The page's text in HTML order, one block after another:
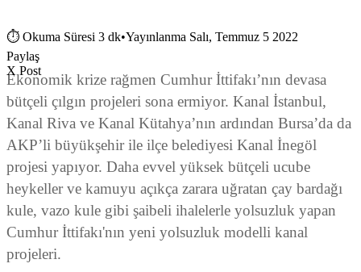
⏱ Okuma Süresi 3 dk•Yayınlanma Salı, Temmuz 5 2022
Paylaş
X Post
Ekonomik krize rağmen Cumhur İttifakı’nın devasa
bütçeli çılgın projeleri sona ermiyor. Kanal İstanbul,
Kanal Riva ve Kanal Kütahya’nın ardından Bursa’da da
AKP’li büyükşehir ile ilçe belediyesi Kanal İnegöl
projesi yapıyor. Daha evvel yüksek bütçeli ucube
heykeller ve kamuyu açıkça zarara uğratan çay bardağı
kule, vazo kule gibi şaibeli ihalelerle yolsuzluk yapan
Cumhur İttifakı'nın yeni yolsuzluk modelli kanal
projeleri.